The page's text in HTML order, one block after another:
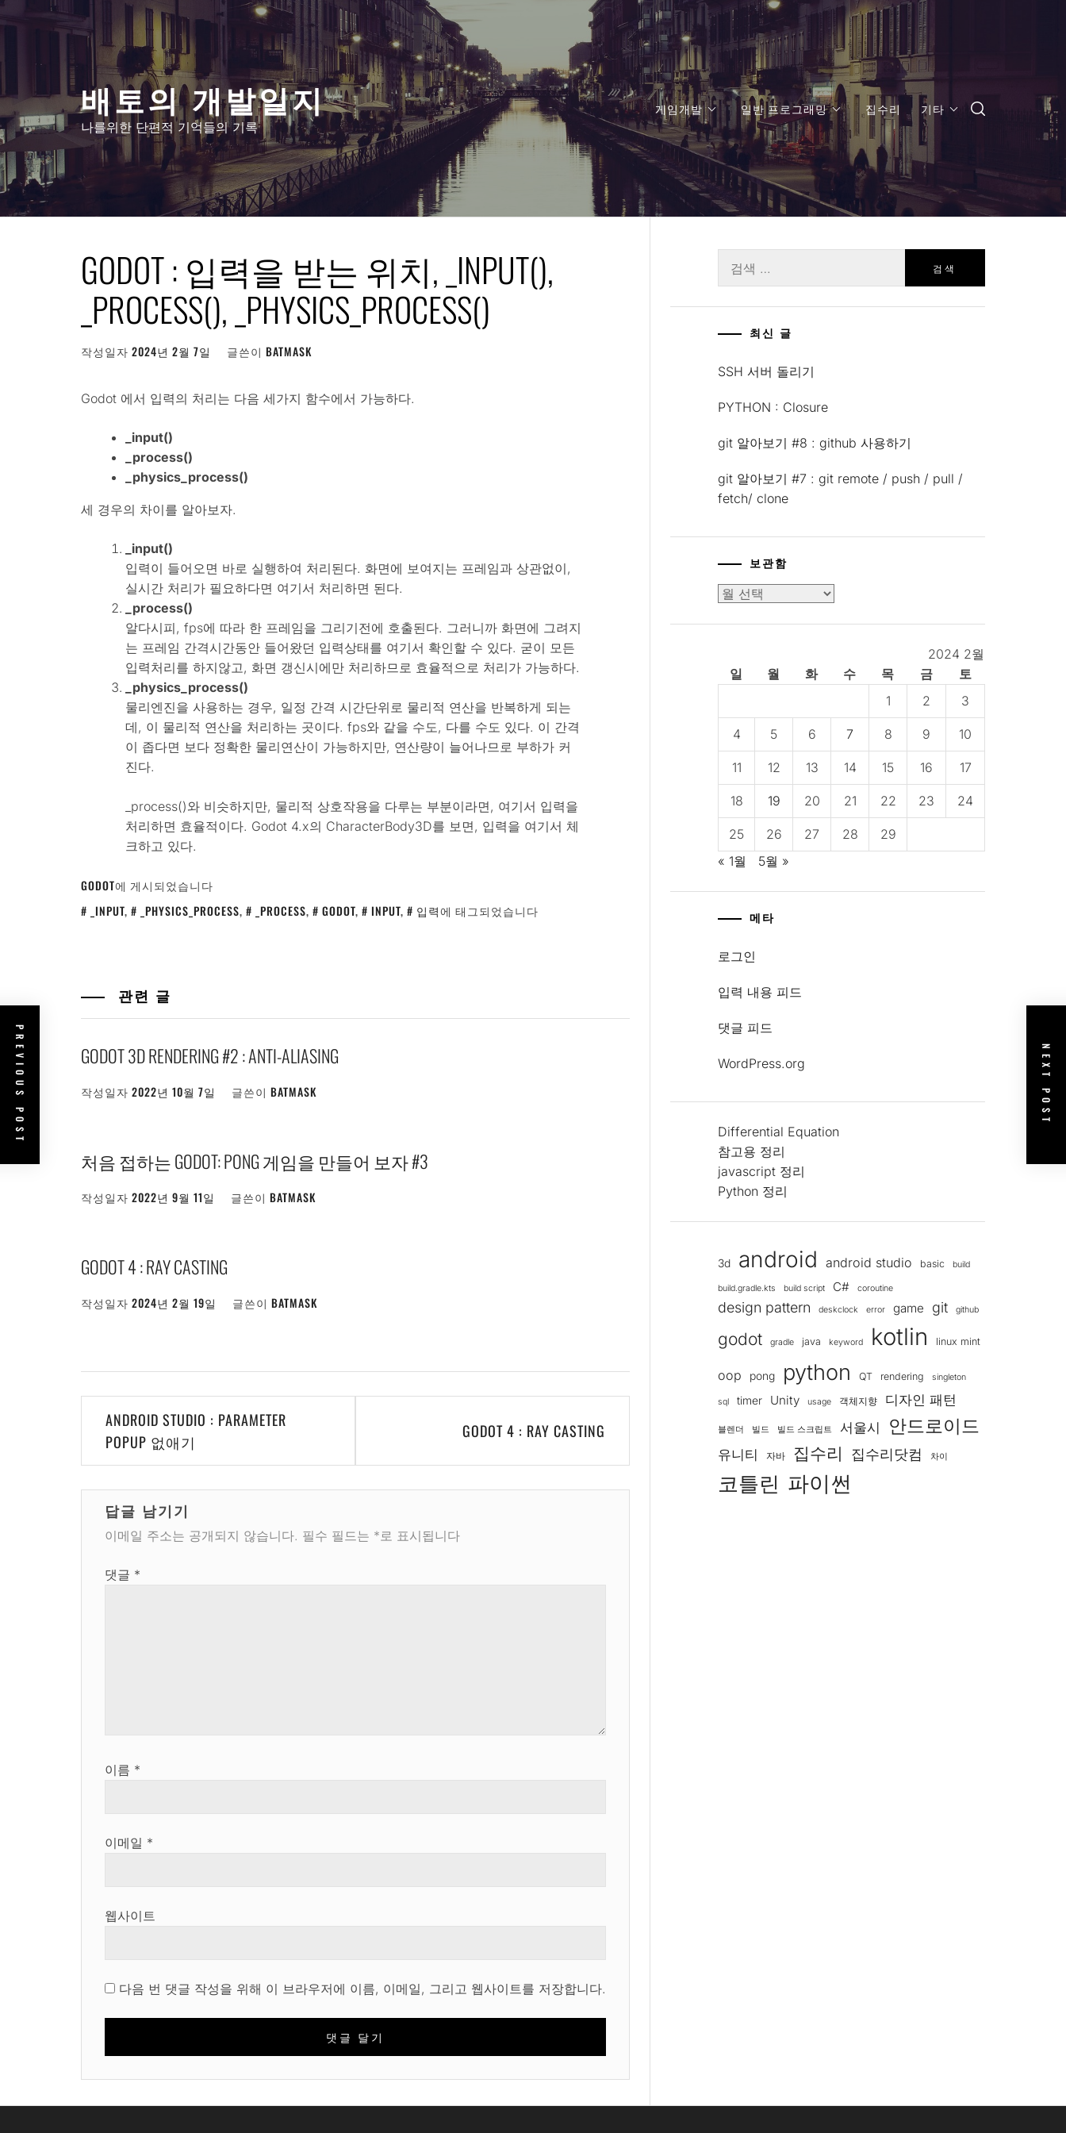
텐
뛰
기
배토의 개발일지
나를위한 단편적 기억들의 기록
게임개발 일반 프로그래밍 집수리 기타
GODOT : 입력을 받는 위치, _INPUT(),
_PROCESS(), _PHYSICS_PROCESS()
작성일자 2024년 2월 7일 글쓴이 BATMASK
Godot 에서 입력의 처리는 다음 세가지 함수에서 가능하다.
_input()
_process()
_physics_process()
세 경우의 차이를 알아보자.
_input()
입력이 들어오면 바로 실행하여 처리된다. 화면에 보여지는 프레임과 상관없이,
실시간 처리가 필요하다면 여기서 처리하면 된다.
_process()
알다시피, fps에 따라 한 프레임을 그리기전에 호출된다. 그러니까 화면에 그려지
는 프레임 간격시간동안 들어왔던 입력상태를 여기서 확인할 수 있다. 굳이 모든
입력처리를 하지않고, 화면 갱신시에만 처리하므로 효율적으로 처리가 가능하다.
_physics_process()
물리엔진을 사용하는 경우, 일정 간격 시간단위로 물리적 연산을 반복하게 되는
데, 이 물리적 연산을 처리하는 곳이다. fps와 같을 수도, 다를 수도 있다. 이 간격
이 좁다면 보다 정확한 물리연산이 가능하지만, 연산량이 늘어나므로 부하가 커
진다.
_process()와 비슷하지만, 물리적 상호작용을 다루는 부분이라면, 여기서 입력을
처리하면 효율적이다. Godot 4.x의 CharacterBody3D를 보면, 입력을 여기서 체
크하고 있다.
GODOT에 게시되었습니다
_INPUT, _PHYSICS_PROCESS, _PROCESS, GODOT, INPUT, 입력에 태그되었습니다
PREVIOUS POST NEXT POST
관련 글
GODOT 3D RENDERING #2 : ANTI-ALIASING
작성일자 2022년 10월 7일 글쓴이 BATMASK
처음 접하는 GODOT: PONG 게임을 만들어 보자 #3
작성일자 2022년 9월 11일 글쓴이 BATMASK
GODOT 4 : RAY CASTING
작성일자 2024년 2월 19일 글쓴이 BATMASK
색
ANDROID STUDIO : PARAMETER
POPUP 없애기
GODOT 4 : RAY CASTING
답글 남기기
이메일 주소는 공개되지 않습니다. 필수 필드는 *로 표시됩니다
댓글 *
이름 *
이메일 *
웹사이트
다음 번 댓글 작성을 위해 이 브라우저에 이름, 이메일, 그리고 웹사이트를 저장합니다.
색:
최신 글
SSH 서버 돌리기
PYTHON : Closure
git 알아보기 #8 : github 사용하기
git 알아보기 #7 : git remote / push / pull /
fetch/ clone
보관함
보
2024 2월
일
월 화 수 목 금
토
1
2 3
4 5 6 7 8 9 10
11 12 13 14 15 16 17
18 19 20 21 22 23 24
25 26 27 28
29
« 1월
5월 »
메타
로그인
입력 내용 피드
댓글 피드
WordPress.org
Differential Equation
참고용 정리
javascript 정리
Python 정리
3d android android studio basic build
build.gradle.kts build script C# coroutine
design pattern deskclock error game git github
godot gradle java keyword kotlin linux mint
oop pong python QT rendering singleton
sql timer Unity usage 객체지향 디자인 패턴
블렌더 빌드 빌드 스크립트 서울시 안드로이드
유니티 자바 집수리 집수리닷컴 차이
코틀린 파이썬